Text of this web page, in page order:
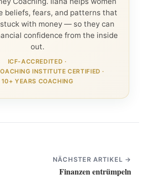
beliefs, fears, and patterns that
with money — so they can
confidence from the inside
out.
ICF-ACCREDITED ·
INSTITUTE CERTIFIED ·
10+ YEARS COACHING
NÄCHSTER ARTIKEL →
Finanzen entrümpeln